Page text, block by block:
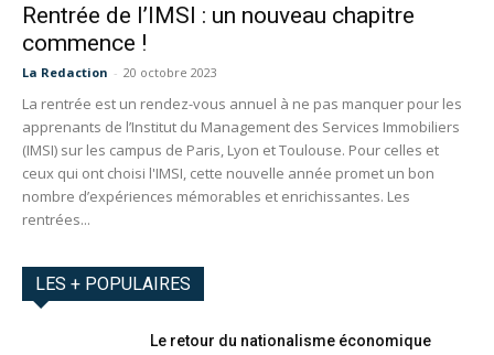
Rentrée de l’IMSI : un nouveau chapitre
commence !
La Redaction - 20 octobre 2023
La rentrée est un rendez-vous annuel à ne pas manquer pour les
apprenants de l’Institut du Management des Services Immobiliers
(IMSI) sur les campus de Paris, Lyon et Toulouse. Pour celles et
ceux qui ont choisi l'IMSI, cette nouvelle année promet un bon
nombre d’expériences mémorables et enrichissantes. Les
rentrées...
LES + POPULAIRES
Le retour du nationalisme économique